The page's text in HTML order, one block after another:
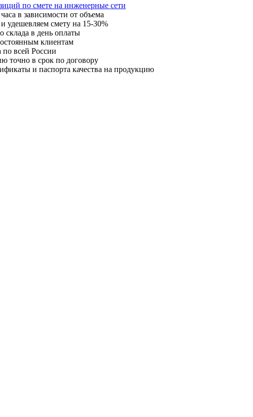
по смете на инженерные сети
в зависимости от объема
удешевляем смету на 15-30%
склада в день оплаты
клиентам
по всей России
точно в срок по договору
и паспорта качества на продукцию